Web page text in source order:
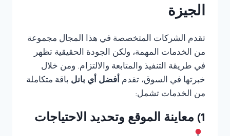
الجيزة
تقدم الشركات المتخصصة في هذا المجال مجموعة
من الخدمات المهمة، ولكن الجودة الحقيقية تظهر
في طريقة التنفيذ والمتابعة والالتزام. ومن خلال
خبرتها في السوق، تقدم أفضل أي بانل باقة متكاملة
من الخدمات تشمل:
1) معاينة الموقع وتحديد الاحتياجات